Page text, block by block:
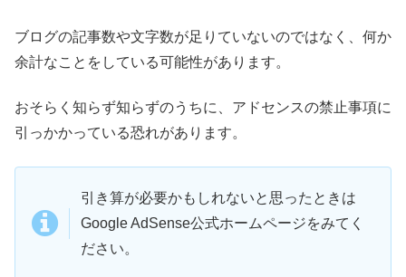
ブログの記事数や文字数が足りていないのではなく、何か
余計なことをしている可能性があります。
おそらく知らず知らずのうちに、アドセンスの禁止事項に
引っかかっている恐れがあります。
引き算が必要かもしれないと思ったときは
Google AdSense公式ホームページをみてく
ださい。